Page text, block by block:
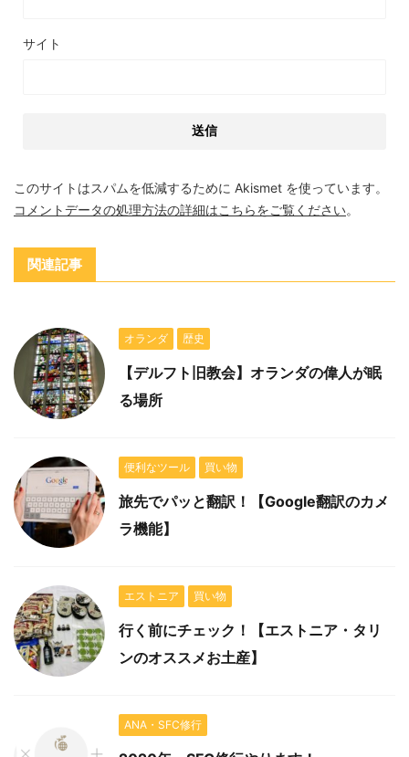
サイト
このサイトはスパムを低減するために Akismet を使っています。
コメントデータの処理方法の詳細はこちらをご覧ください。
関連記事
オランダ 歴史
【デルフト旧教会】オランダの偉人が眠
る場所
便利なツール 買い物
旅先でパッと翻訳！【Google翻訳のカメ
ラ機能】
エストニア 買い物
行く前にチェック！【エストニア・タリ
ンのオススメお土産】
ANA・SFC修行